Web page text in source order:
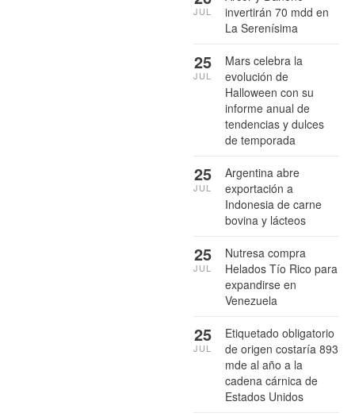
invertirán 70 mdd en
La Serenísima
JUL
Mars celebra la
evolución de
Halloween con su
informe anual de
tendencias y dulces
de temporada
25
JUL
Argentina abre
exportación a
Indonesia de carne
bovina y lácteos
25
JUL
Nutresa compra
Helados Tío Rico para
expandirse en
Venezuela
25
JUL
Etiquetado obligatorio
de origen costaría 893
mde al año a la
cadena cárnica de
Estados Unidos
25
JUL